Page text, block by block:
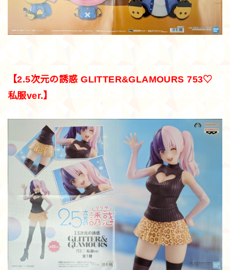
【2.5次元の誘惑 GLITTER&GLAMOURS 753♡
私服ver.】